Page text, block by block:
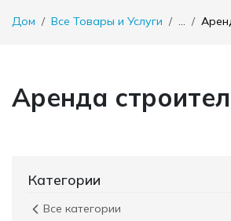
Дом Все Товары и Услуги ...
Аренда
Категории
Все категории